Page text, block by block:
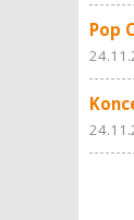
Pop